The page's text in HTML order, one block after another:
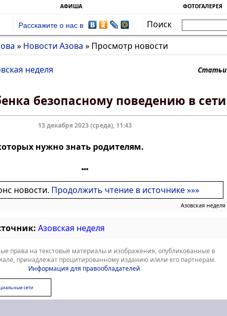
АФИША ФОТОГАЛЕРЕЯ
Расскажите о нас в
Поиск
» Новости Азова » Просмотр новости
неделя Статьи
безопасному поведению в сети
13 декабря 2023 (среда), 11:43
нужно знать родителям.
новости. Продолжить чтение в источнике »»»
Азовская неделя
Азовская неделя
права на текстовые материалы и изображения, опубликованные в
принадлежат процитированному изданию и/или его партнерам.
Информация для правообладателей.
сети